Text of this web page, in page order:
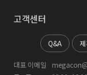
고객센터
Q&A
대표 이메일